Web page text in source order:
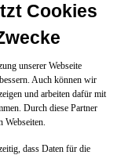
Cookies
unserer Webseite
Auch können wir
und arbeiten dafür mit
Durch diese Partner
Webseiten.
dass Daten für die